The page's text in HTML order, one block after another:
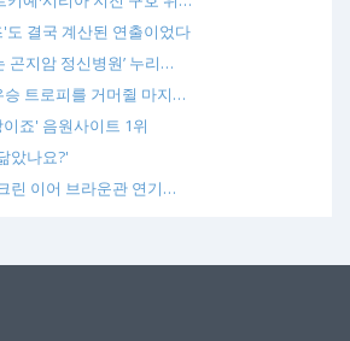
도 결국 계산된 연출이었다
곤지암 정신병원’ 누리…
승 트로피를 거머쥘 마지…
죠' 음원사이트 1위
았나요?'
린 이어 브라운관 연기…